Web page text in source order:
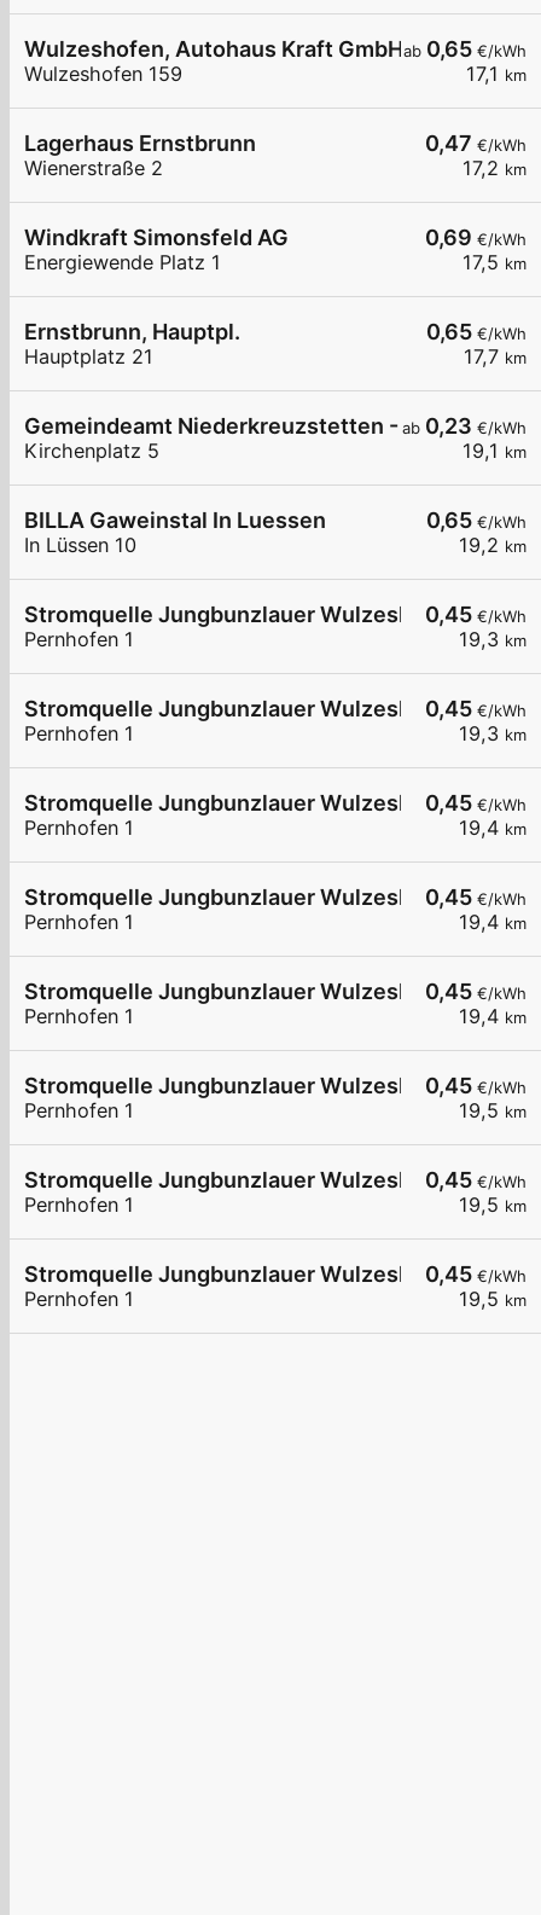
ab 0,65 €/kWh
17,1 km
Wulzeshofen, Autohaus Kraft GmbH
Wulzeshofen 159
0,47 €/kWh
17,2 km
Lagerhaus Ernstbrunn
Wienerstraße 2
0,69 €/kWh
17,5 km
Windkraft Simonsfeld AG
Energiewende Platz 1
0,65 €/kWh
17,7 km
Ernstbrunn, Hauptpl.
Hauptplatz 21
ab 0,23 €/kWh
19,1 km
Gemeindeamt Niederkreuzstetten - Ampion
Kirchenplatz 5
0,65 €/kWh
19,2 km
BILLA Gaweinstal In Luessen
In Lüssen 10
0,45 €/kWh
19,3 km
Stromquelle Jungbunzlauer Wulzeshofen DC40
Pernhofen 1
0,45 €/kWh
19,3 km
Stromquelle Jungbunzlauer Wulzeshofen 1
Pernhofen 1
0,45 €/kWh
19,4 km
Stromquelle Jungbunzlauer Wulzeshofen DC240
Pernhofen 1
0,45 €/kWh
19,4 km
Stromquelle Jungbunzlauer Wulzeshofen 7
Pernhofen 1
0,45 €/kWh
19,4 km
Stromquelle Jungbunzlauer Wulzeshofen 6
Pernhofen 1
0,45 €/kWh
19,5 km
Stromquelle Jungbunzlauer Wulzeshofen 4
Pernhofen 1
0,45 €/kWh
19,5 km
Stromquelle Jungbunzlauer Wulzeshofen 5
Pernhofen 1
0,45 €/kWh
19,5 km
Stromquelle Jungbunzlauer Wulzeshofen 3
Pernhofen 1